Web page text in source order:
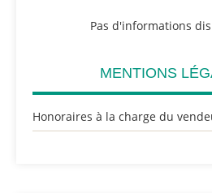
Pas d'informations
MENTIONS
Honoraires à la charge du